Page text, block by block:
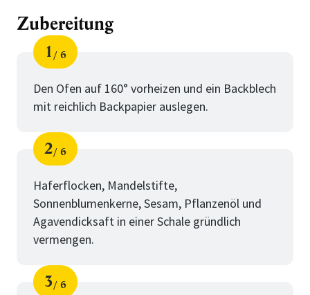
Zubereitung
Schritt
1
von
6
Den Ofen auf 160° vorheizen und ein Backblech
mit reichlich Backpapier auslegen.
Schritt
2
von
6
Haferflocken, Mandelstifte,
Sonnenblumenkerne, Sesam, Pflanzenöl und
Agavendicksaft in einer Schale gründlich
vermengen.
3 6